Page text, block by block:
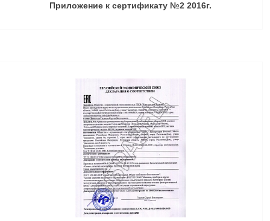
Приложение к сертификату №2 2016г.